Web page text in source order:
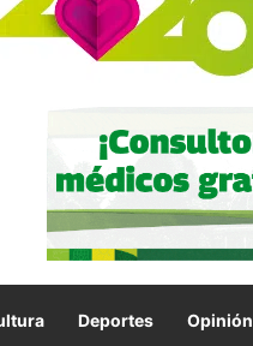
Deportes Opinión